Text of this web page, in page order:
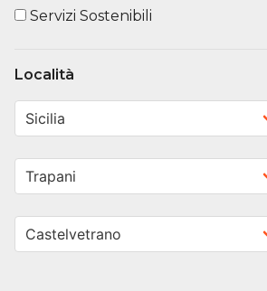
Servizi Sostenibili
Località